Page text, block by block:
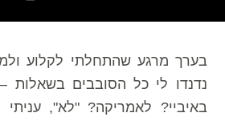
בערך מרגע שהתחלתי לקלוע
נדנדו לי כל הסובבים בשאלות
באיביי? לאמריקה? "לא",